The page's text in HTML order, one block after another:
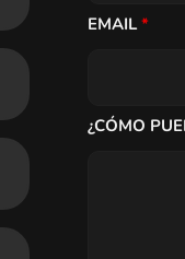
EMAIL*
¿CÓMO